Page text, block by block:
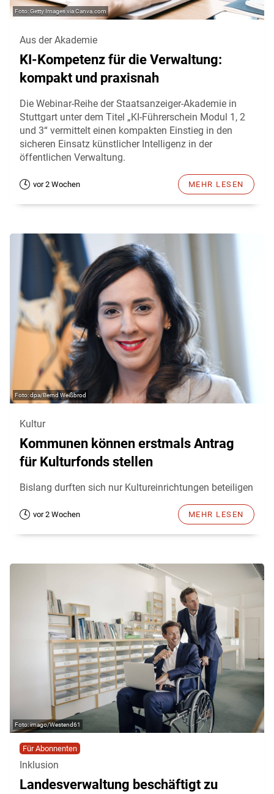
Getty Images via Canva.com
Aus der Akademie
KI-Kompetenz für die Verwaltung:
kompakt und praxisnah
Die Webinar-Reihe der Staatsanzeiger-Akademie in
Stuttgart unter dem Titel „KI-Führerschein Modul 1, 2
und 3“ vermittelt einen kompakten Einstieg in den
sicheren Einsatz künstlicher Intelligenz in der
öffentlichen Verwaltung.
vor 2 Wochen MEHR LESEN
dpa/Bernd Weißbrod
Kultur
Kommunen können erstmals Antrag
für Kulturfonds stellen
Bislang durften sich nur Kultureinrichtungen beteiligen
vor 2 Wochen MEHR LESEN
imago/Westend61
Für Abonnenten
Inklusion
Landesverwaltung beschäftigt zu